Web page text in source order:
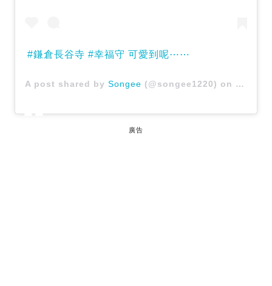
#鎌倉長谷寺 #幸福守 可愛到呢⋯⋯
A post shared by Songee (@songee1220) on Jan 1,
廣告